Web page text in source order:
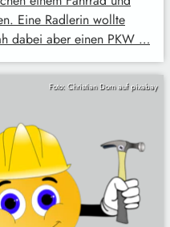
Eine Radlerin wollte
dabei aber einen PKW …
Foto: Christian Dorn auf pixabay